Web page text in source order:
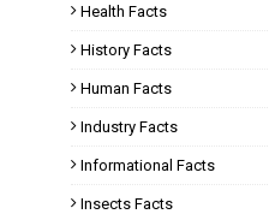
Health Facts
History Facts
Human Facts
Industry Facts
Informational Facts
Insects Facts